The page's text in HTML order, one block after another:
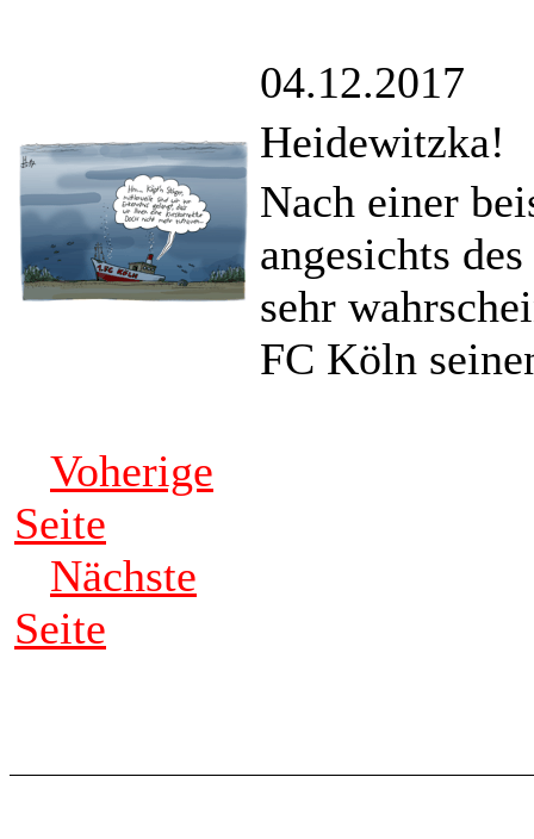
04.12.2017
Heidewitzka!
Nach einer
angesichts
sehr
FC Köln
Voherige
Seite
Nächste
Seite